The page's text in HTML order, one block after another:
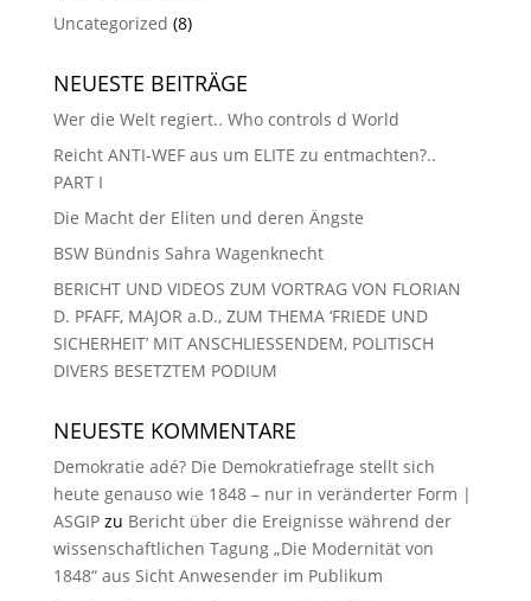
Uncategorized (8)
NEUESTE BEITRÄGE
Wer die Welt regiert.. Who controls d World
Reicht ANTI-WEF aus um ELITE zu entmachten?..
PART I
Die Macht der Eliten und deren Ängste
BSW Bündnis Sahra Wagenknecht
BERICHT UND VIDEOS ZUM VORTRAG VON FLORIAN
D. PFAFF, MAJOR a.D., ZUM THEMA ‘FRIEDE UND
SICHERHEIT’ MIT ANSCHLIESSENDEM, POLITISCH
DIVERS BESETZTEM PODIUM
NEUESTE KOMMENTARE
Demokratie adé? Die Demokratiefrage stellt sich
heute genauso wie 1848 – nur in veränderter Form |
ASGIPzu Bericht über die Ereignisse während der
wissenschaftlichen Tagung „Die Modernität von
1848“ aus Sicht Anwesender im Publikum